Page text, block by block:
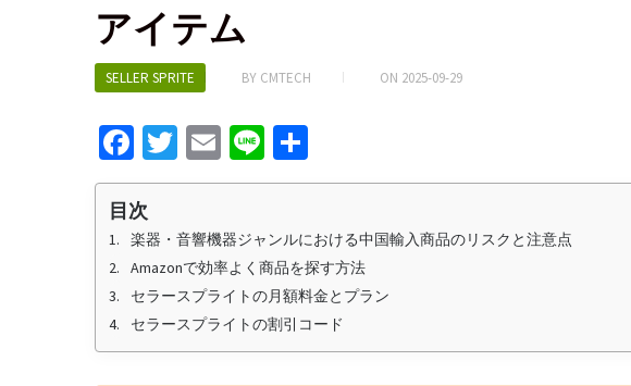
アイテム
SELLER SPRITE BY CMTECH ON 2025-09-29
Fa
ce
b
o
o
k
T
wi
er
E
m
l
Li
n h
e
目次
楽器・音響機器ジャンルにおける中国輸入商品のリスクと注意点
Amazonで効率よく商品を探す方法
セラースプライトの月額料金とプラン
セラースプライトの割引コード